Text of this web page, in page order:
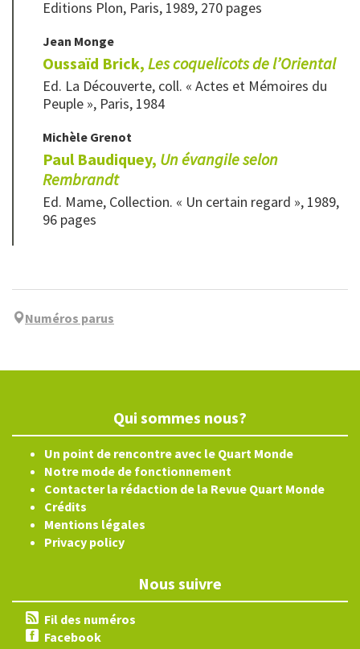
Editions Plon, Paris, 1989, 270 pages
Jean Monge
Oussaïd Brick, Les coquelicots de l’Oriental
Ed. La Découverte, coll. « Actes et Mémoires du
Peuple », Paris, 1984
Michèle Grenot
Paul Baudiquey, Un évangile selon
Rembrandt
Ed. Mame, Collection. « Un certain regard », 1989,
96 pages
Numéros parus
Qui sommes nous?
Un point de rencontre avec le Quart Monde
Notre mode de fonctionnement
Contacter la rédaction de la Revue Quart Monde
Crédits
Mentions légales
Privacy policy
Nous suivre
Fil des numéros
Facebook